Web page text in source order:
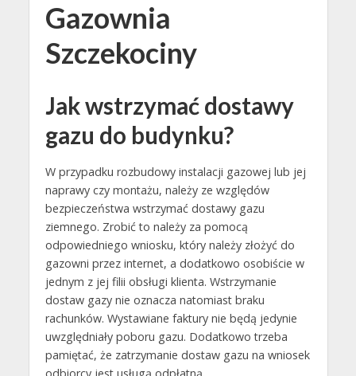
Gazownia
Szczekociny
Jak wstrzymać dostawy
gazu do budynku?
W przypadku rozbudowy instalacji gazowej lub jej
naprawy czy montażu, należy ze względów
bezpieczeństwa wstrzymać dostawy gazu
ziemnego. Zrobić to należy za pomocą
odpowiedniego wniosku, który należy złożyć do
gazowni przez internet, a dodatkowo osobiście w
jednym z jej filii obsługi klienta. Wstrzymanie
dostaw gazy nie oznacza natomiast braku
rachunków. Wystawiane faktury nie będą jedynie
uwzględniały poboru gazu. Dodatkowo trzeba
pamiętać, że zatrzymanie dostaw gazu na wniosek